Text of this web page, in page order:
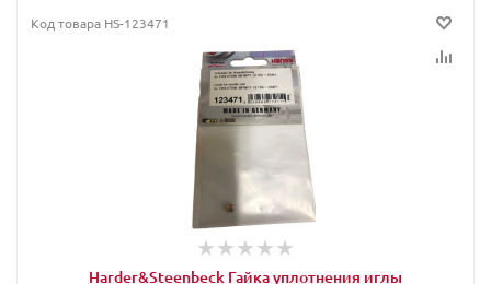
Код товара HS-123471
Harder&Steenbeck Гайка уплотнения иглы